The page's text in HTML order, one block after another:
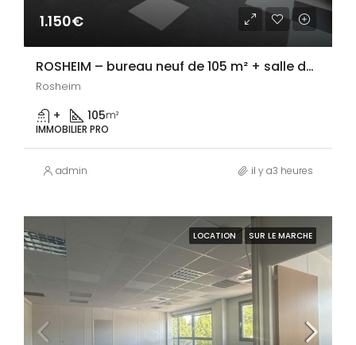
1.150€
ROSHEIM – bureau neuf de 105 m² + salle de détente à partager
Rosheim
+ 105m²
IMMOBILIER PRO
admin il y a3 heures
LOCATION SUR LE MARCHE